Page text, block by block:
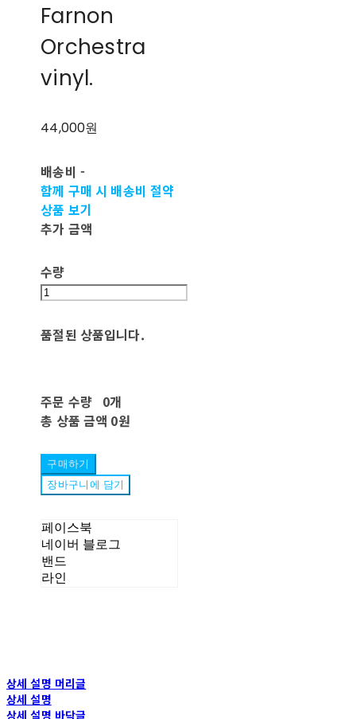
Farnon
Orchestra
vinyl.
44,000원
배송비 -
함께 구매 시 배송비 절약
상품 보기
추가 금액
수량
품절된 상품입니다.
주문 수량 0개
총 상품 금액 0원
구매하기
장바구니에 담기
페이스북
네이버 블로그
밴드
라인
상세 설명 머리글
상세 설명
상세 설명 바닥글